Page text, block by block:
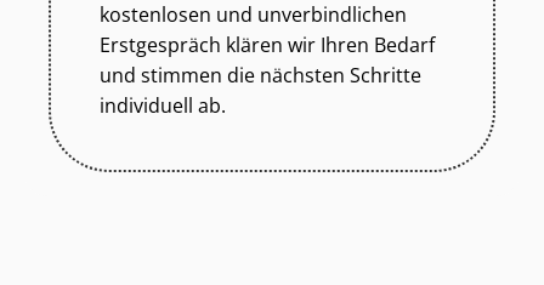
kostenlosen und unverbindlichen
Erstgespräch klären wir Ihren Bedarf
und stimmen die nächsten Schritte
individuell ab.